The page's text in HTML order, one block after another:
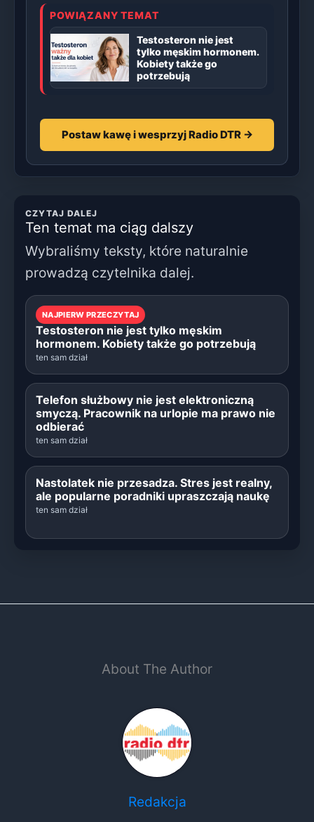
POWIĄZANY TEMAT
Testosteron nie jest
tylko męskim hormonem.
Kobiety także go
potrzebują
Postaw kawę i wesprzyj Radio DTR →
CZYTAJ DALEJ
Ten temat ma ciąg dalszy
Wybraliśmy teksty, które naturalnie
prowadzą czytelnika dalej.
NAJPIERW PRZECZYTAJ
Testosteron nie jest tylko męskim
hormonem. Kobiety także go potrzebują
ten sam dział
Telefon służbowy nie jest elektroniczną
smyczą. Pracownik na urlopie ma prawo nie
odbierać
ten sam dział
Nastolatek nie przesadza. Stres jest realny,
ale popularne poradniki upraszczają naukę
ten sam dział
About The Author
Redakcja